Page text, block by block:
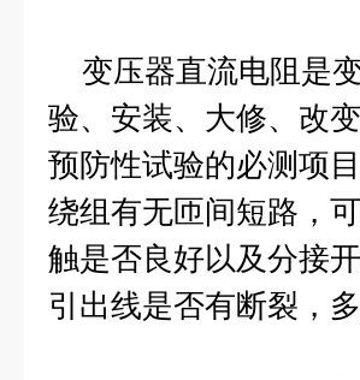
变压器直流电阻是
验、安装、大修、改
预防性试验的必测项
绕组有无匝间短路，
触是否良好以及分接
引出线是否有断裂，